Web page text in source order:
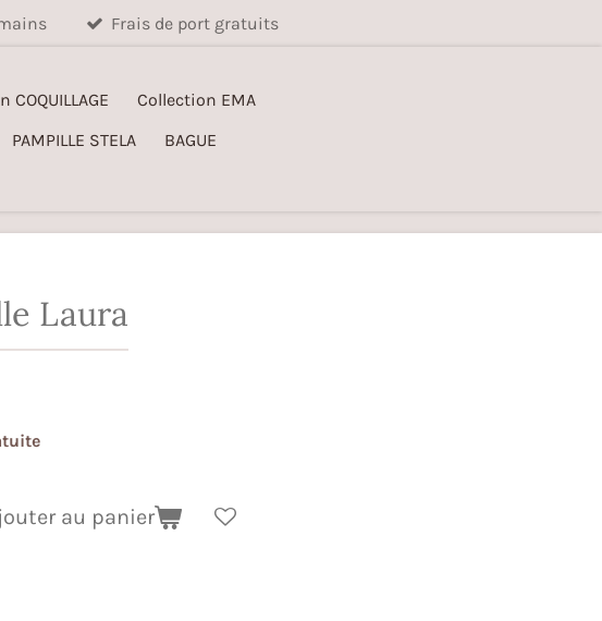
Frais de port gratuits
COQUILLAGE
Collection EMA
PAMPILLE STELA
BAGUE
Laura
au panier